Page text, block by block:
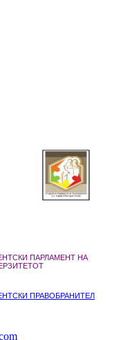
ПАРЛАМЕНТ НА
ПРАВОБРАНИТЕЛ